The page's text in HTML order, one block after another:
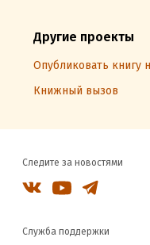
Другие проекты
Опубликовать книгу
Книжный вызов
Следите за новостями
Служба поддержки